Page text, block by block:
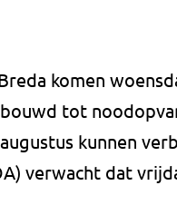
komen
tot
kunnen
verwacht dat